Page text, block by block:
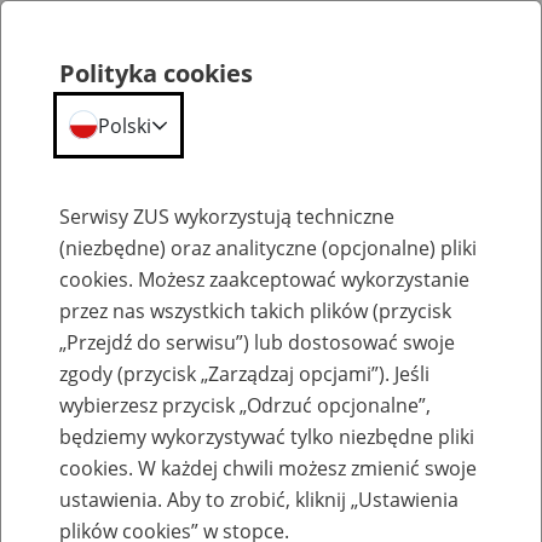
Emerytury
Baza zlikwidowanych lub
przekształconych zakładów pracy
Polityka cookies
Polski
Serwisy ZUS wykorzystują techniczne
(niezbędne) oraz analityczne (opcjonalne) pliki
cookies. Możesz zaakceptować wykorzystanie
przez nas wszystkich takich plików (przycisk
„Przejdź do serwisu”) lub dostosować swoje
zgody (przycisk „Zarządzaj opcjami”). Jeśli
wybierzesz przycisk „Odrzuć opcjonalne”,
będziemy wykorzystywać tylko niezbędne pliki
cookies. W każdej chwili możesz zmienić swoje
ustawienia. Aby to zrobić, kliknij „Ustawienia
plików cookies” w stopce.